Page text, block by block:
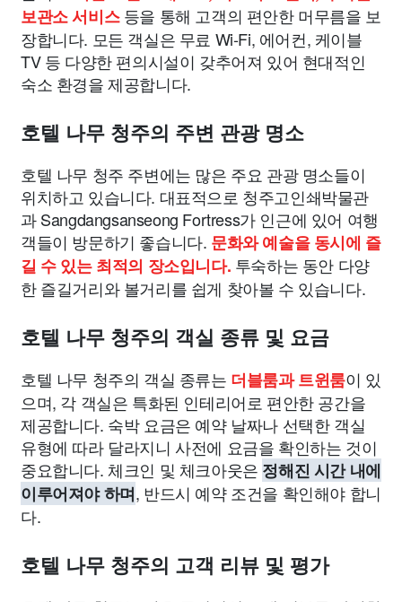
보관소 서비스등을 통해 고객의 편안한 머무름을 보
장합니다. 모든 객실은 무료 Wi-Fi, 에어컨, 케이블
TV 등 다양한 편의시설이 갖추어져 있어 현대적인
숙소 환경을 제공합니다.
호텔 나무 청주의 주변 관광 명소
호텔 나무 청주 주변에는 많은 주요 관광 명소들이
위치하고 있습니다. 대표적으로 청주고인쇄박물관
과 Sangdangsanseong Fortress가 인근에 있어 여행
객들이 방문하기 좋습니다. 문화와 예술을 동시에 즐
길 수 있는 최적의 장소입니다. 투숙하는 동안 다양
한 즐길거리와 볼거리를 쉽게 찾아볼 수 있습니다.
호텔 나무 청주의 객실 종류 및 요금
호텔 나무 청주의 객실 종류는 더블룸과 트윈룸이 있
으며, 각 객실은 특화된 인테리어로 편안한 공간을
제공합니다. 숙박 요금은 예약 날짜나 선택한 객실
유형에 따라 달라지니 사전에 요금을 확인하는 것이
중요합니다. 체크인 및 체크아웃은 정해진 시간 내에
이루어져야 하며, 반드시 예약 조건을 확인해야 합니
다.
호텔 나무 청주의 고객 리뷰 및 평가